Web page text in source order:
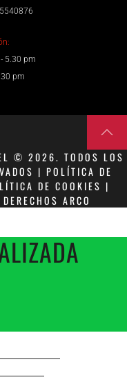
5.30 pm
pm
© 2026. TODOS LOS
| POLÍTICA DE
DE COOKIES |
ARCO